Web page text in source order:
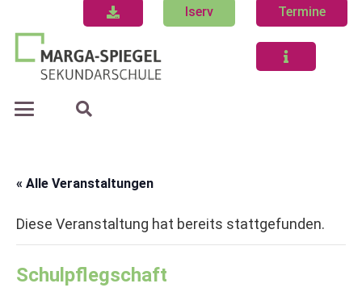
Iserv Termine
« Alle Veranstaltungen
Diese Veranstaltung hat bereits stattgefunden.
Schulpflegschaft